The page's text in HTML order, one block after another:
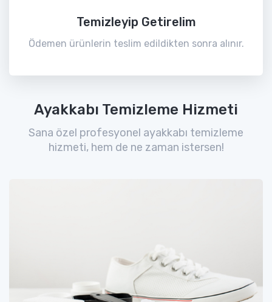
Temizleyip Getirelim
Ödemen ürünlerin teslim edildikten sonra alınır.
Ayakkabı Temizleme Hizmeti
Sana özel profesyonel ayakkabı temizleme
hizmeti, hem de ne zaman istersen!